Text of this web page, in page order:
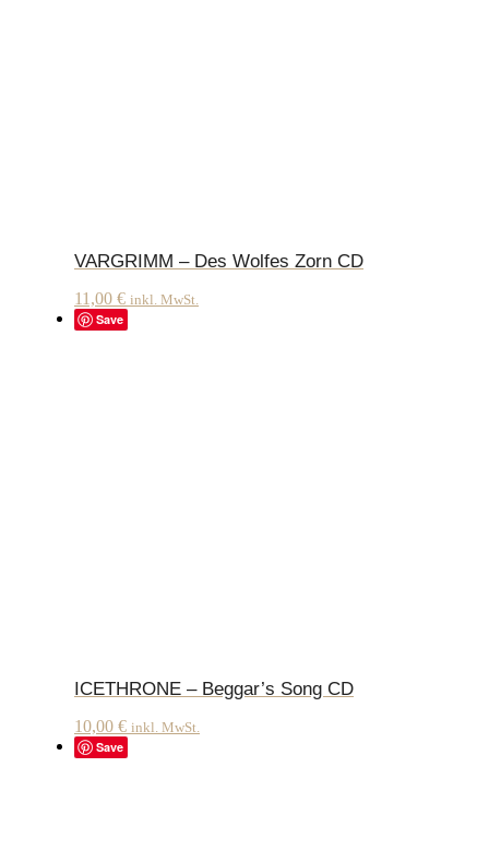
VARGRIMM – Des Wolfes Zorn CD
11,00 € inkl. MwSt.
Save
ICETHRONE – Beggar’s Song CD
10,00 € inkl. MwSt.
Save